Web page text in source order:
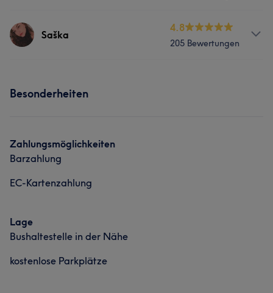
Portfolio
Services
Portfolio
Saška
4.8
205 Bewertungen
Portfolio
Besonderheiten
Zahlungsmöglichkeiten
Barzahlung
EC-Kartenzahlung
Lage
Bushaltestelle in der Nähe
kostenlose Parkplätze